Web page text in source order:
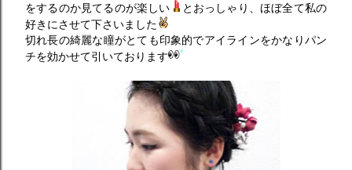
をするのか見てるのが楽しい
とおっしゃり、ほぼ全て私の
好きにさせて下さいました
切れ長の綺麗な瞳がとても印象的でアイラインをかなりパン
チを効かせて引いております